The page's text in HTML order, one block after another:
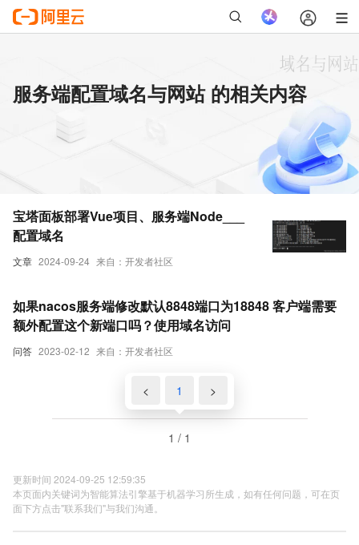
服务端配置域名与网站 的相关内容
文章 2024-09-24 来自：开发者社区
宝塔面板部署Vue项目、服务端Node___
配置域名
问答 2023-02-12 来自：开发者社区
如果nacos服务端修改默认8848端口为18848 客户端需要
额外配置这个新端口吗？使用域名访问
< 1 >
1 / 1
更新时间 2024-09-25 12:59:35
本页面内关键词为智能算法引擎基于机器学习所生成，如有任何问题，可在页
面下方点击"联系我们"与我们沟通。